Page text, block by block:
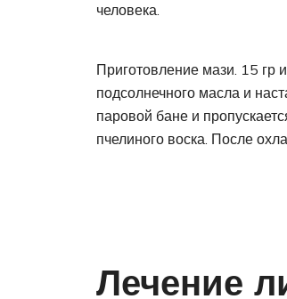
человека.
Приготовление мази. 15 гр
подсолнечного масла и
паровой бане и
пчелиного воска. После
Лечение